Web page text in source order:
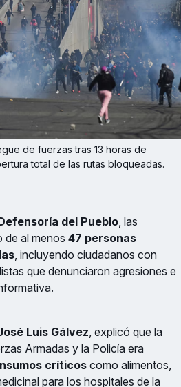
de fuerzas tras 13 horas de
total de las rutas bloqueadas.
del Pueblo, las
de al menos 47 personas
, incluyendo ciudadanos con
que denunciaron agresiones e
Luis Gálvez, explicó que la
Armadas y la Policía era
críticos como alimentos,
para los hospitales de la